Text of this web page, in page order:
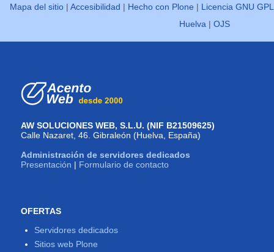
Mapa del sitio |Accesibilidad | Hecho con Plone | Licencia GNU GPL
Huelva |OJS
AW SOLUCIONES WEB, S.L.U. (NIF B21509625)
Calle Nazaret, 46. Gibraleón (Huelva, España)
Administración de servidores dedicados
Presentación | Formulario de contacto
OFERTAS
Servidores dedicados
Sitios web Plone